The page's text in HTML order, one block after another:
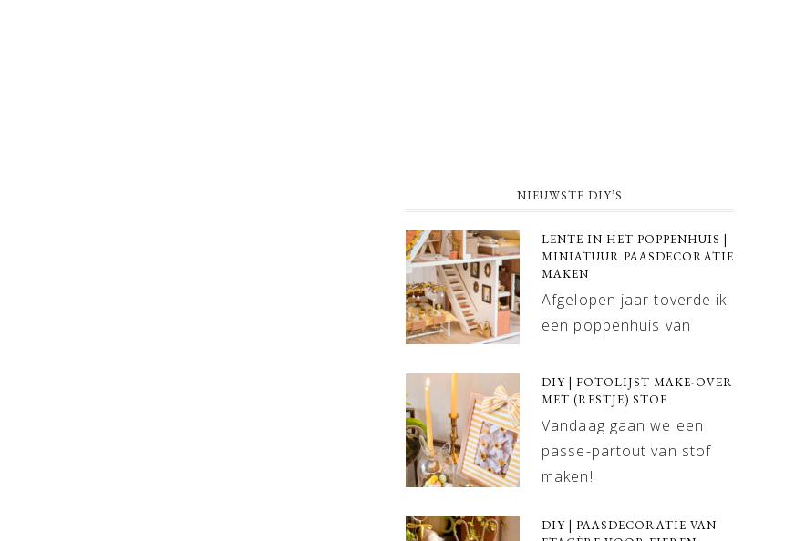
NIEUWSTE DIY’S
LENTE IN HET POPPENHUIS |
MINIATUUR PAASDECORATIE
MAKEN
Afgelopen jaar toverde ik
een poppenhuis van
DIY | FOTOLIJST MAKE-OVER
MET (RESTJE) STOF
Vandaag gaan we een
passe-partout van stof
maken!
DIY | PAASDECORATIE VAN